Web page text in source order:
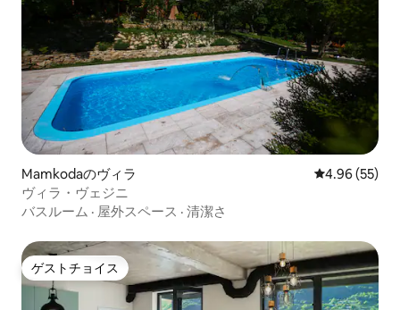
Mamkodaのヴィラ レビュー55
4.96 (55)
ヴィラ・ヴェジニ
バスルーム · 屋外スペース · 清潔さ
ゲストチョイス
ゲストチョイス